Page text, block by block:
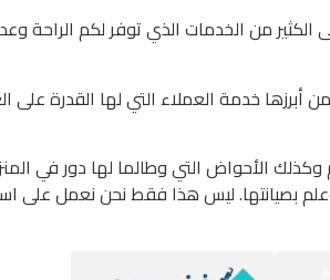
من الخدمات الذي توفر لكم الراحة
الأحواض التي وطالما لها دور في
بصيانتها. ليس هذا فقط نحن نعمل على